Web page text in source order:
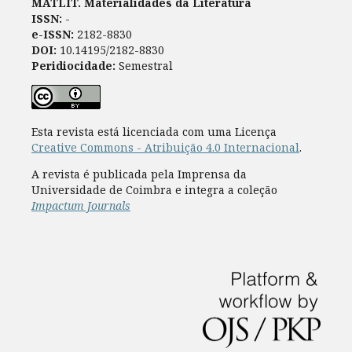
ISSN: -
e-ISSN: 2182-8830
DOI: 10.14195/2182-8830
Peridiocidade: Semestral
Esta revista está licenciada com uma Licença
Creative Commons - Atribuição 4.0 Internacional.
A revista é publicada pela Imprensa da
Universidade de Coimbra e integra a coleção
Impactum Journals